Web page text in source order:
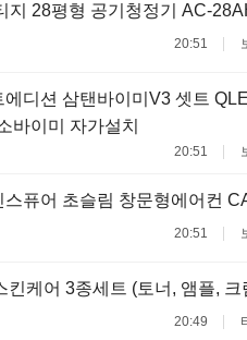
지 28평형 공기청정기 AC-
20:51
디션 삼탠바이미V3 셋트
바이미 자가설치
20:51
스퓨어 초슬림 창문형에어컨
20:51
킨케어 3종세트 (토너, 앰플, 크
20:49